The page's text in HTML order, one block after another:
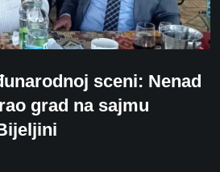
sceni: Nenad
grad na sajmu